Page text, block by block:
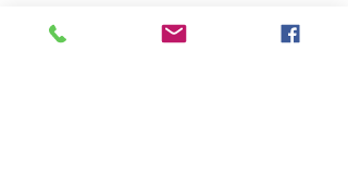
Verlaine Azevedo.